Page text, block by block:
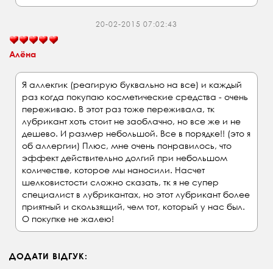
20-02-2015 07:02:43
Алёна
Я аллекгик (реагирую буквально на все) и каждый
раз когда покупаю косметические средства - очень
переживаю. В этот раз тоже переживала, тк
лубрикант хоть стоит не заоблачно, но все же и не
дешево. И размер небольшой. Все в порядке!! (это я
об аллергии) Плюс, мне очень понравилось, что
эффект действительно долгий при небольшом
количестве, которое мы наносили. Насчет
шелковистости сложно сказать, тк я не супер
специалист в лубрикантах, но этот лубрикант более
приятный и скользящий, чем тот, который у нас был.
О покупке не жалею!
ДОДАТИ ВІДГУК: